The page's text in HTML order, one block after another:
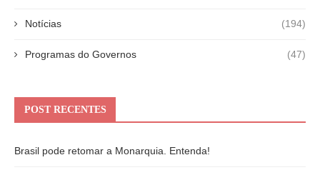
Notícias (194)
Programas do Governos (47)
POST RECENTES
Brasil pode retomar a Monarquia. Entenda!